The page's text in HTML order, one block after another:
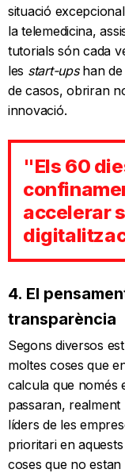
situació
la telemedicina,
tutorials són cada
les start-upshan de
de casos, obriran
innovació.
"Els 60
accelerar
4. El
transparència
Segons diversos
moltes coses que
calcula que només
passaran,
líders de les
prioritari en
coses que no